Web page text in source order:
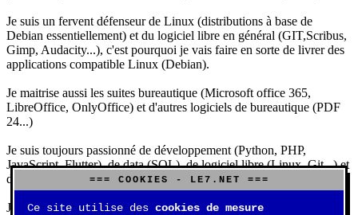
Je suis un fervent défenseur de Linux (distributions à base de
Debian essentiellement) et du logiciel libre en général (GIT,Scribus,
Gimp, Audacity...), c'est pourquoi je vais faire en sorte de livrer des
applications compatible Linux (Debian).
Je maitrise aussi les suites bureautique (Microsoft office 365,
LibreOffice, OnlyOffice) et d'autres logiciels de bureautique (PDF
24...)
Je suis toujours passionné de développement (Python, PHP,
JavaScript, Flutter), de data (SQL), de logiciel libre (Linux, Git...) et
d'IA (principalement Claude et DeepSeek).
J'aime jouer, surtout aux jeux de sociétés (Risk, Uno, Scrabble...),
=== COOKIES - LE7.NET ===
Ce site utilise des cookies de mesure